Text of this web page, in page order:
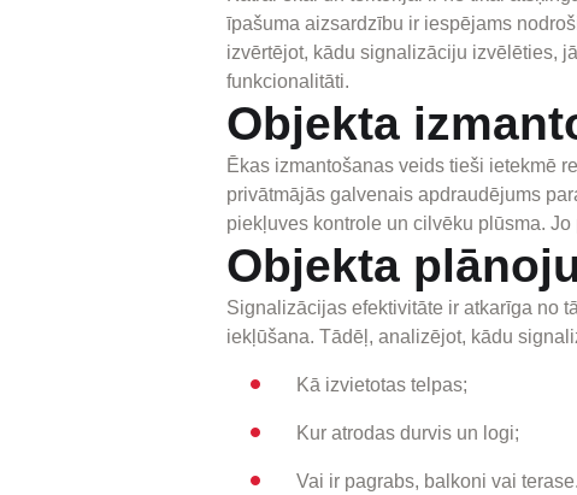
īpašuma aizsardzību ir iespējams
izvērtējot, kādu signalizāciju izvēlēties,
funkcionalitāti.
Objekta
Ēkas izmantošanas veids tieši ietekmē
privātmājās galvenais apdraudējums
piekļuves kontrole un cilvēku plūsma.
Objekta
Signalizācijas efektivitāte ir atkarīga no
iekļūšana. Tādēļ, analizējot, kādu
Kā izvietotas telpas;
Kur atrodas durvis un logi;
Vai ir pagrabs, balkoni vai terase.